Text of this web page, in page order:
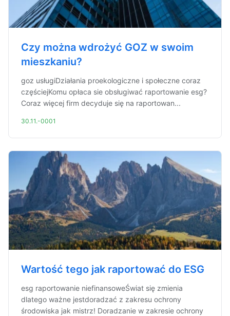
Czy można wdrożyć GOZ w swoim
mieszkaniu?
goz usługiDziałania proekologiczne i społeczne coraz
częściejKomu opłaca sie obsługiwać raportowanie esg?
Coraz więcej firm decyduje się na raportowan...
30.11.-0001
Wartość tego jak raportować do ESG
esg raportowanie niefinansoweŚwiat się zmienia
dlatego ważne jestdoradzać z zakresu ochrony
środowiska jak mistrz! Doradzanie w zakresie ochrony